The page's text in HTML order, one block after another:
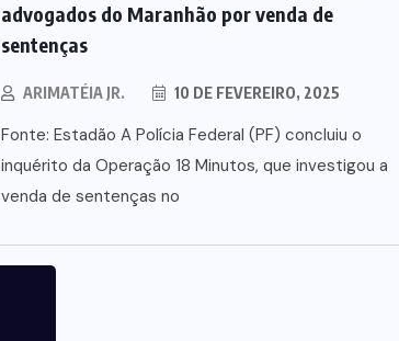
advogados do Maranhão por venda de
sentenças
ARIMATÉIA JR. 10 DE FEVEREIRO, 2025
Fonte: Estadão A Polícia Federal (PF) concluiu o
inquérito da Operação 18 Minutos, que investigou a
venda de sentenças no